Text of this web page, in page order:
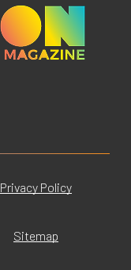
Privacy Policy
Sitemap